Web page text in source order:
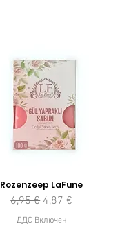
Rozenzeep LaFune
Редовна цена
6,95 € Продажна цена
4,87 €
ДДС Включен